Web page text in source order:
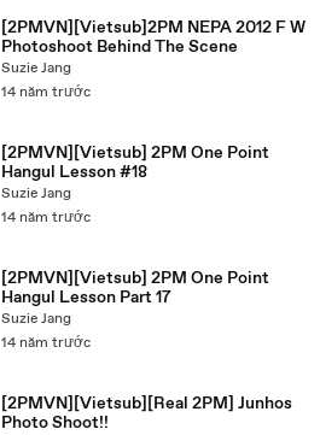
[2PMVN][Vietsub]2PM NEPA 2012 F W
Photoshoot Behind The Scene
Suzie Jang
14 năm trước
[2PMVN][Vietsub] 2PM One Point
Hangul Lesson #18
Suzie Jang
14 năm trước
[2PMVN][Vietsub] 2PM One Point
Hangul Lesson Part 17
Suzie Jang
14 năm trước
[2PMVN][Vietsub][Real 2PM] Junhos
Photo Shoot!!